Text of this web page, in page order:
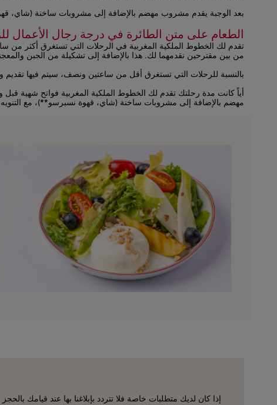
Open in a new window
بعد الوجبة يقدم مشروب مهضم بالإضافة إلى مشروبات ساخنة (شاي،
Open in a new window
الطعام على متن الطائرة في درجة رجال الأعمال
تقدم لك الخطوط الملكية المغربية في الرحلات التي تستغرق أكثر من
من بين مقترحين نقدمهما لك. هذا بالإضافة إلى تشكيلة من الجبن
Open in a new window
بالنسبة للرحلات التي تستغرق أقل من ساعتين ونصف، سيتم فيها تقديم
Open in a new window
أياً كانت مدة رحلتك تقدم لك الخطوط الملكية المغربية فواتح شهية
مهضم بالإضافة إلى مشروبات ساخنة (شاي، قهوة نسبرسو**)، مع
إذا كان لديك متطلبات خاصة فلا تتردد بإبلاغنا بها عند قيامك